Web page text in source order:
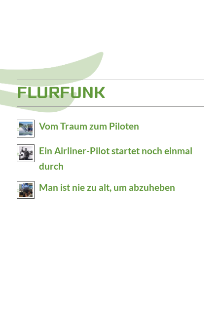
FLURFUNK
Vom Traum zum Piloten
Ein Airliner-Pilot startet noch einmal
durch
Man ist nie zu alt, um abzuheben